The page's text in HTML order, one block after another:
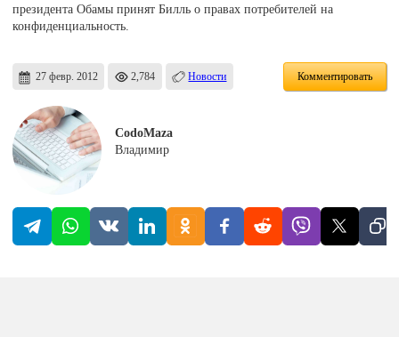
президента Обамы принят Билль о правах потребителей на
конфиденциальность.
27 февр. 2012 2,784 Новости Комментировать
CodoMaza
Владимир